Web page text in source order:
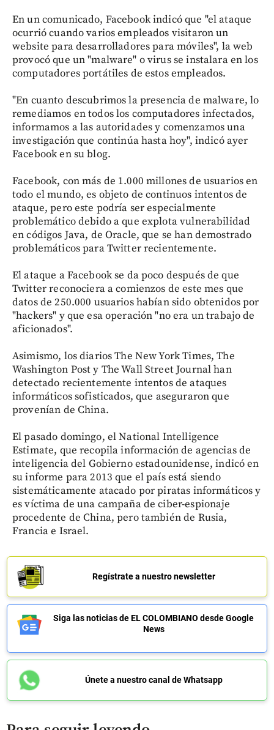
En un comunicado, Facebook indicó que "el ataque
ocurrió cuando varios empleados visitaron un
website para desarrolladores para móviles", la web
provocó que un "malware" o virus se instalara en los
computadores portátiles de estos empleados.
"En cuanto descubrimos la presencia de malware, lo
remediamos en todos los computadores infectados,
informamos a las autoridades y comenzamos una
investigación que continúa hasta hoy", indicó ayer
Facebook en su blog.
Facebook, con más de 1.000 millones de usuarios en
todo el mundo, es objeto de continuos intentos de
ataque, pero este podría ser especialmente
problemático debido a que explota vulnerabilidad
en códigos Java, de Oracle, que se han demostrado
problemáticos para Twitter recientemente.
El ataque a Facebook se da poco después de que
Twitter reconociera a comienzos de este mes que
datos de 250.000 usuarios habían sido obtenidos por
"hackers" y que esa operación "no era un trabajo de
aficionados".
Asimismo, los diarios The New York Times, The
Washington Post y The Wall Street Journal han
detectado recientemente intentos de ataques
informáticos sofisticados, que aseguraron que
provenían de China.
El pasado domingo, el National Intelligence
Estimate, que recopila información de agencias de
inteligencia del Gobierno estadounidense, indicó en
su informe para 2013 que el país está siendo
sistemáticamente atacado por piratas informáticos y
es víctima de una campaña de ciber-espionaje
procedente de China, pero también de Rusia,
Francia e Israel.
Regístrate a nuestro newsletter
Siga las noticias de EL COLOMBIANO desde Google
News
Únete a nuestro canal de Whatsapp